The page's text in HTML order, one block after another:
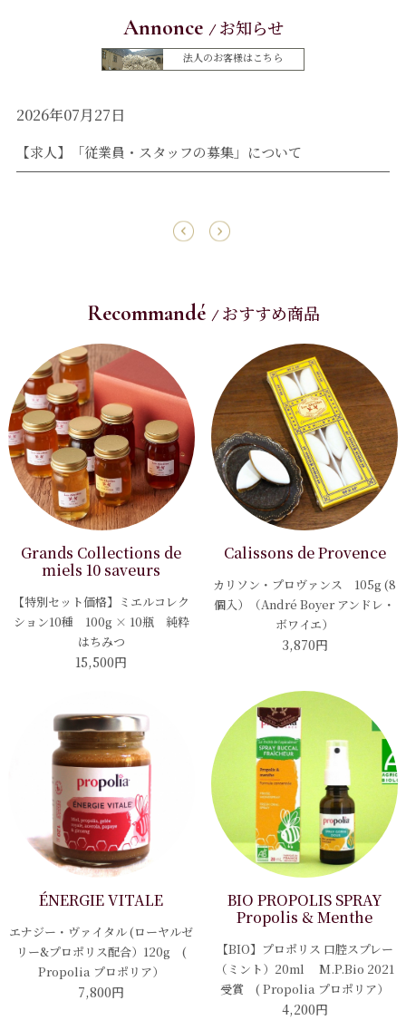
Annonce お知らせ
2026年07月27日
【求人】「従業員・スタッフの募集」について
法人のお客様はこちら
Recommandé おすすめ商品
Grands Collections de
miels 10 saveurs
【特別セット価格】ミエルコレク
ション10種 100g × 10瓶 純粋
はちみつ
15,500円
Calissons de Provence
カリソン・プロヴァンス 105g (8
個入）（André Boyer アンドレ・
ボワイエ）
3,870円
ÉNERGIE VITALE
エナジー・ヴァイタル (ローヤルゼ
リー&プロポリス配合）120g (
Propolia プロポリア）
7,800円
BIO PROPOLIS SPRAY
Propolis & Menthe
【BIO】プロポリス 口腔スプレー
（ミント）20ml M.P.Bio 2021
受賞 ( Propolia プロポリア）
4,200円